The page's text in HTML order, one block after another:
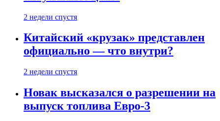
2 недели спустя
Китайский «крузак» представлен
официально — что внутри?
2 недели спустя
Новак высказался о разрешении на
выпуск топлива Евро-3